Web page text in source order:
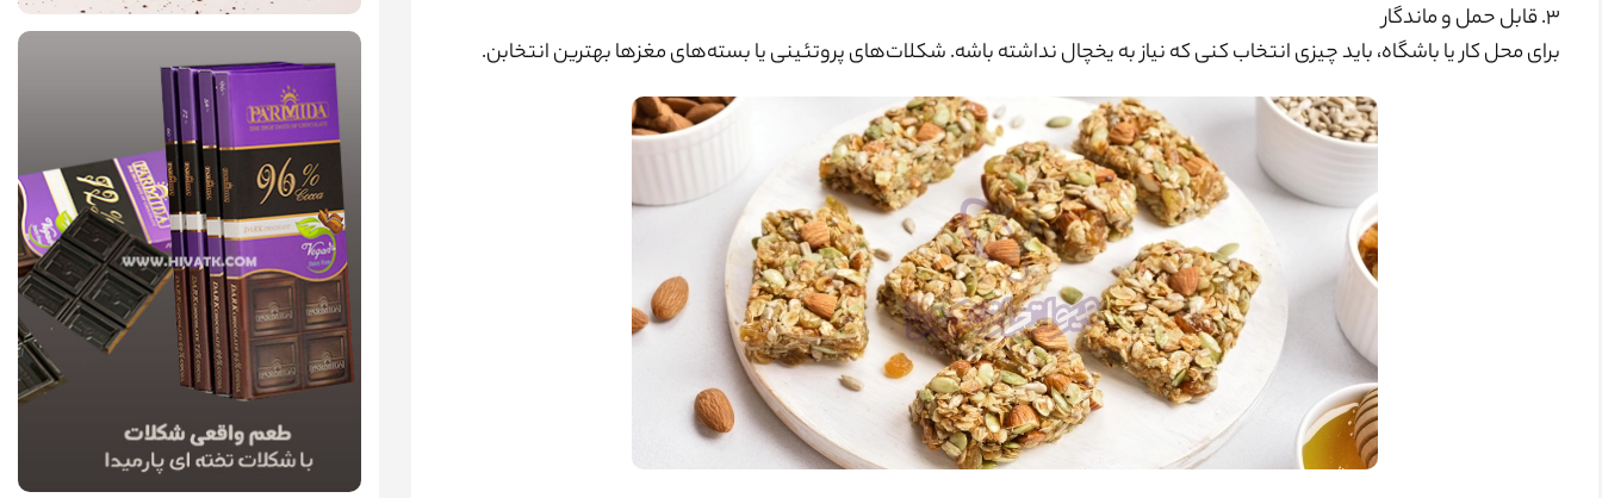
۳. قابل حمل و ماندگار
برای محل کار یا باشگاه، باید چیزی انتخاب کنی که نیاز به یخچال نداشته باشه. شکلات‌های پروتئینی یا بسته‌های مغزها بهترین انتخابن.